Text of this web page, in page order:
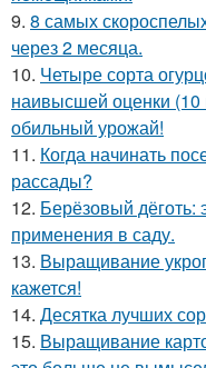
9. 8 самых
через 2 месяца.
10. Четыре сорта
наивысшей оценки (10
обильный урожай!
11. Когда начинать
рассады?
12. Берёзовый
применения в саду.
13. Выращивание
кажется!
14. Десятка лучших
15. Выращивание